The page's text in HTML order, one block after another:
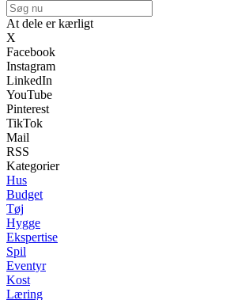
At dele er kærligt
X
Facebook
Instagram
LinkedIn
YouTube
Pinterest
TikTok
Mail
RSS
Kategorier
Hus
Budget
Tøj
Hygge
Ekspertise
Spil
Eventyr
Kost
Læring